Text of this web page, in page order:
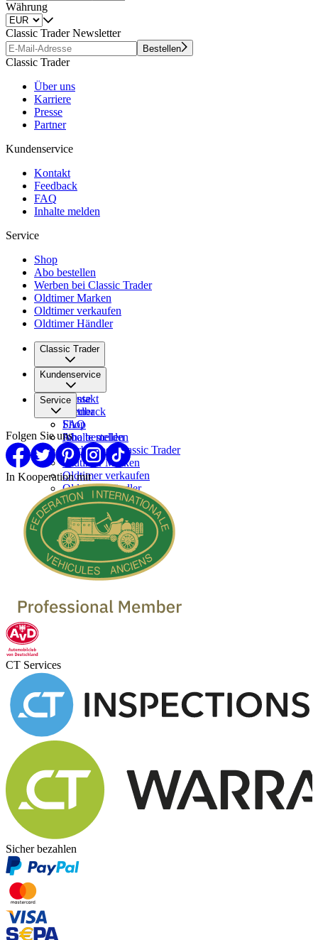
Währung
Classic Trader Newsletter
Bestellen
Classic Trader
Über uns
Karriere
Presse
Partner
Kundenservice
Kontakt
Feedback
FAQ
Inhalte melden
Service
Shop
Abo bestellen
Werben bei Classic Trader
Oldtimer Marken
Oldtimer verkaufen
Oldtimer Händler
Classic Trader
Über uns
Karriere
Presse
Partner
Kundenservice
Kontakt
Feedback
FAQ
Inhalte melden
Service
Shop
Abo bestellen
Werben bei Classic Trader
Oldtimer Marken
Oldtimer verkaufen
Oldtimer Händler
Folgen Sie uns
In Kooperation mit
CT Services
Sicher bezahlen